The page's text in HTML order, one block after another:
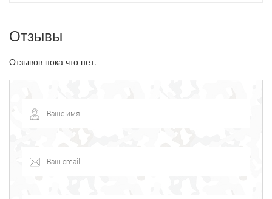
Отзывы
Отзывов пока что нет.